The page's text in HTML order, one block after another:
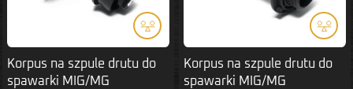
Korpus na szpule drutu do
spawarki MIG/MG
Korpus na szpule drutu do
spawarki MIG/MG